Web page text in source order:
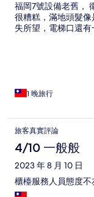
福岡7號設備老舊，
很糟糕，滿地頭髮
失所望，電梯口還
1 晚旅行
旅客真實評論
4/10 一般般
2023 年 8 月 10 日
櫃檯服務人員態度